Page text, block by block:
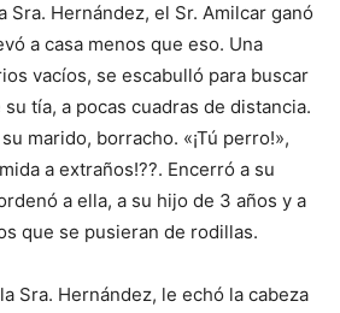
Sra. Hernández, el Sr. Amilcar ganó
a casa menos que eso. Una
vacíos, se escabulló para buscar
tía, a pocas cuadras de distancia.
marido, borracho. «¡Tú perro!»,
a extraños!??. Encerró a su
a ella, a su hijo de 3 años y a
que se pusieran de rodillas.
Sra. Hernández, le echó la cabeza